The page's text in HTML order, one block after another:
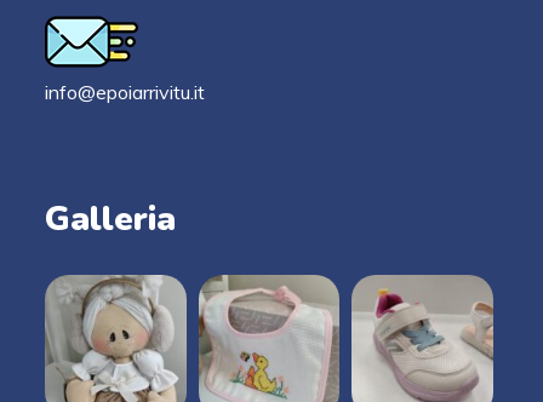
info@epoiarrivitu.it
Galleria